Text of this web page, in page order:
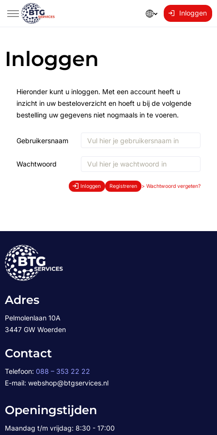
Inloggen
Inloggen
Hieronder kunt u inloggen. Met een account heeft u
inzicht in uw besteloverzicht en hoeft u bij de volgende
bestelling uw gegevens niet nogmaals in te voeren.
Gebruikersnaam
Wachtwoord
Inloggen Registreren > Wachtwoord vergeten?
Adres
Pelmolenlaan 10A
3447 GW Woerden
Contact
Telefoon: 088 – 353 22 22
E-mail: webshop@btgservices.nl
Openingstijden
Maandag t/m vrijdag: 8:30 - 17:00